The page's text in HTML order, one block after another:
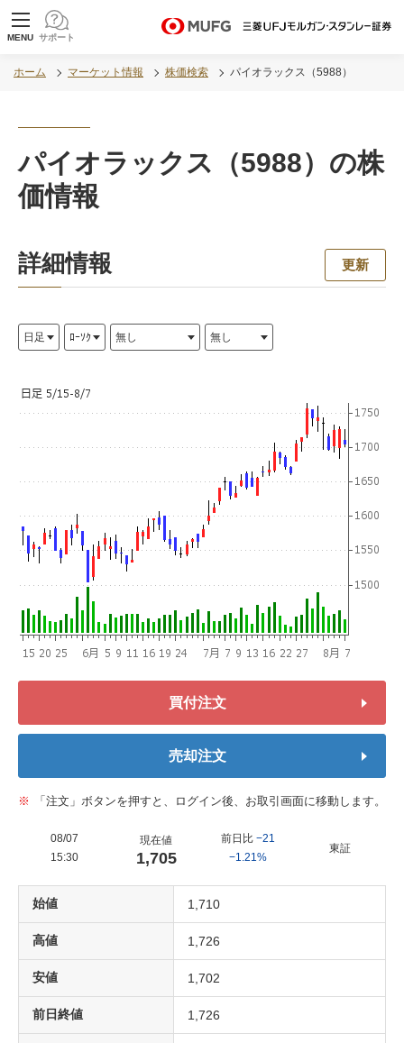
MUFG 世界が進むチカラになる。 三菱ＵＦＪモル
MENU サポート
ホーム マーケット情報 株価検索 パイオラックス（5988）
パイオラックス（5988）の株
価情報
詳細情報 更新
買付注文
売却注文
「注文」ボタンを押すと、ログイン後、お取引画面に移動します。
08/07
15:30
現在値
1,705
前日比 −21
−1.21%
東証
始値 1,710
高値 1,726
安値 1,702
前日終値 1,726